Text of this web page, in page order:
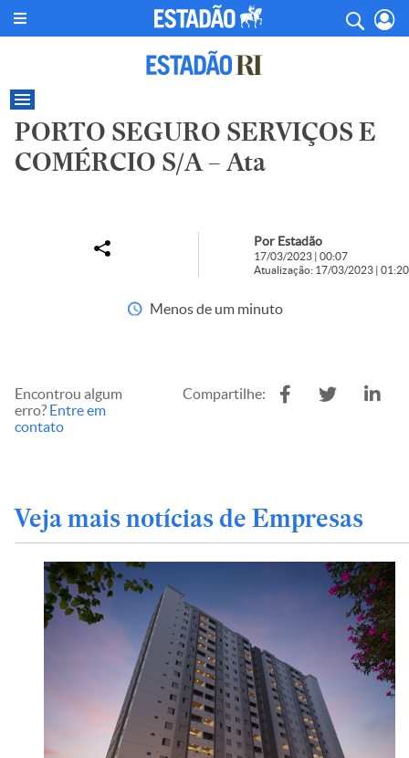
PORTO SEGURO SERVIÇOS E
COMÉRCIO S/A – Ata
Por Estadão
17/03/2023 | 00:07
Atualização: 17/03/2023 | 01:20
Menos de um minuto
Encontrou algum
erro? Entre em
contato
Compartilhe:
Veja mais notícias de Empresas